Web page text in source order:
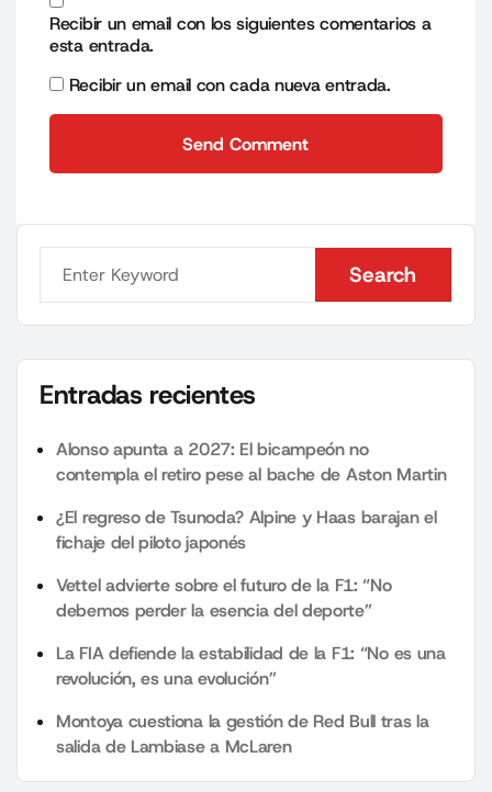
Recibir un email con los siguientes comentarios a
esta entrada.
Recibir un email con cada nueva entrada.
Send Comment
Search
Search
Entradas recientes
Alonso apunta a 2027: El bicampeón no
contempla el retiro pese al bache de Aston Martin
¿El regreso de Tsunoda? Alpine y Haas barajan el
fichaje del piloto japonés
Vettel advierte sobre el futuro de la F1: “No
debemos perder la esencia del deporte”
La FIA defiende la estabilidad de la F1: “No es una
revolución, es una evolución”
Montoya cuestiona la gestión de Red Bull tras la
salida de Lambiase a McLaren